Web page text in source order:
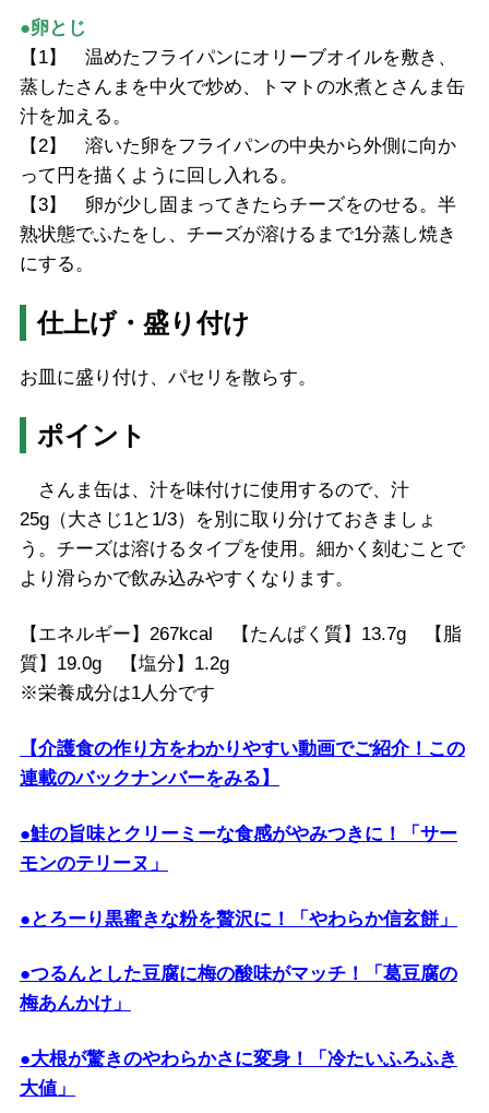
●卵とじ
【1】 温めたフライパンにオリーブオイルを敷き、
蒸したさんまを中火で炒め、トマトの水煮とさんま缶
汁を加える。
【2】 溶いた卵をフライパンの中央から外側に向か
って円を描くように回し入れる。
【3】 卵が少し固まってきたらチーズをのせる。半
熟状態でふたをし、チーズが溶けるまで1分蒸し焼き
にする。
仕上げ・盛り付け
お皿に盛り付け、パセリを散らす。
ポイント
さんま缶は、汁を味付けに使用するので、汁
25g（大さじ1と1/3）を別に取り分けておきましょ
う。チーズは溶けるタイプを使用。細かく刻むことで
より滑らかで飲み込みやすくなります。
【エネルギー】267kcal 【たんぱく質】13.7g 【脂
質】19.0g 【塩分】1.2g
※栄養成分は1人分です
【介護食の作り方をわかりやすい動画でご紹介！この
連載のバックナンバーをみる】
●鮭の旨味とクリーミーな食感がやみつきに！「サー
モンのテリーヌ」
●とろーり黒蜜きな粉を贅沢に！「やわらか信玄餅」
●つるんとした豆腐に梅の酸味がマッチ！「葛豆腐の
梅あんかけ」
●大根が驚きのやわらかさに変身！「冷たいふろふき
大値」